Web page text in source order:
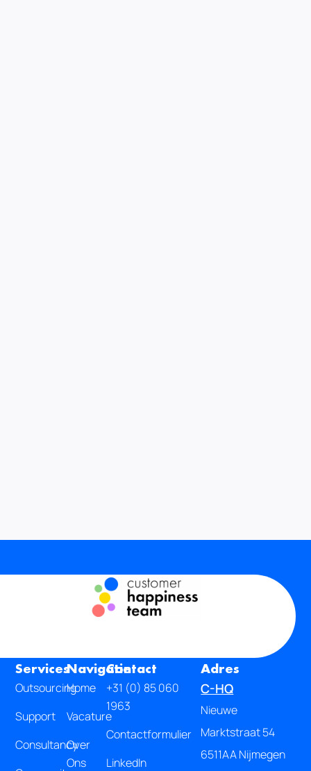
Services
Outsourcing
Support
Consultancy
Navigatie
Home
Vacature
Over
Ons
Contact
+31 (0) 85 060
1963
Contactformulier
LinkedIn
Adres
C-HQ
Nieuwe
Marktstraat 54
6511AA Nijmegen